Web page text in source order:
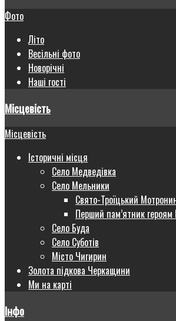
Фото
Літо
Весільні фото
Новорічні
Наші гості
Місцевість
Місцевість
Історичні місця
Село Медведівка
Село Мельники
Свято-Троїцький
Перший пам’ятник героям
Село Буда
Село Суботів
Місто Чигирин
Золота підкова Черкащини
Ми на карті
Інфо